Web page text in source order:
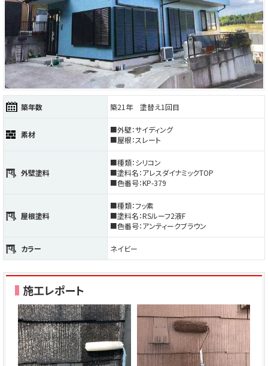
築年数 築21年 塗替え1回目
素材
■外壁：サイディング
■屋根：スレート
外壁塗料
■種類：シリコン
■塗料名：アレスダイナミックTOP
■色番号：KP-379
屋根塗料
■種類：フッ素
■塗料名：RSルーフ2液F
■色番号：アンティークブラウン
カラー ネイビー
施工レポート